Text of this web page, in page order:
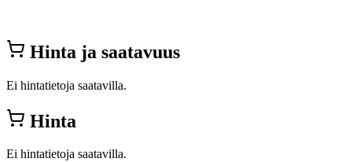
Hinta ja saatavuus
Ei hintatietoja saatavilla.
Hinta
Ei hintatietoja saatavilla.